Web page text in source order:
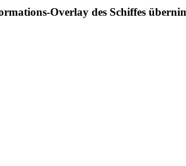
Overlay des Schiffes